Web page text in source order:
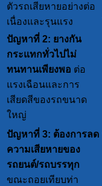
ตัวรถเสียหายอย่างต่อ
เนื่องและรุนแรง
ปัญหาที่ 2: ยางกัน
กระแทกทั่วไปไม่
ทนทานเพียงพอ ต่อ
แรงเฉือนและการ
เสียดสีของรถขนาด
ใหญ่
ปัญหาที่ 3: ต้องการลด
ความเสียหายของ
รถยนต์/รถบรรทุก
ขณะถอยเทียบท่า